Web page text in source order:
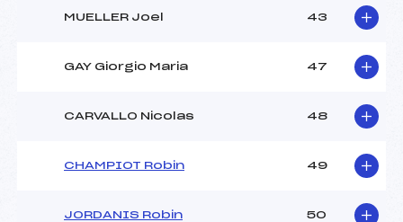
MUELLER Joel 43
GAY Giorgio Maria 47
CARVALLO Nicolas 48
CHAMPIOT Robin 49
JORDANIS Robin 50